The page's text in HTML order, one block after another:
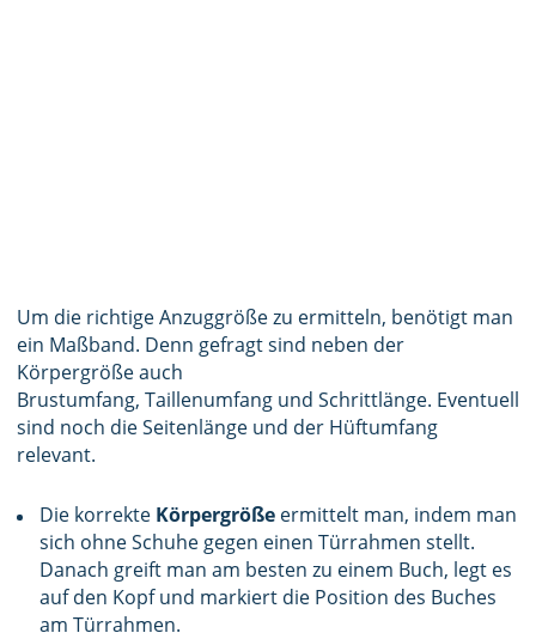
Um die richtige Anzuggröße zu ermitteln, benötigt man
ein Maßband. Denn gefragt sind neben der
Körpergröße auch
Brustumfang, Taillenumfang und Schrittlänge. Eventuell
sind noch die Seitenlänge und der Hüftumfang
relevant.
Die korrekte Körpergröße ermittelt man, indem man
sich ohne Schuhe gegen einen Türrahmen stellt.
Danach greift man am besten zu einem Buch, legt es
auf den Kopf und markiert die Position des Buches
am Türrahmen.